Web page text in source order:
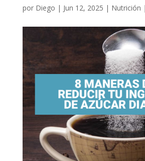
por Diego | Jun 12, 2025 | Nutrición |